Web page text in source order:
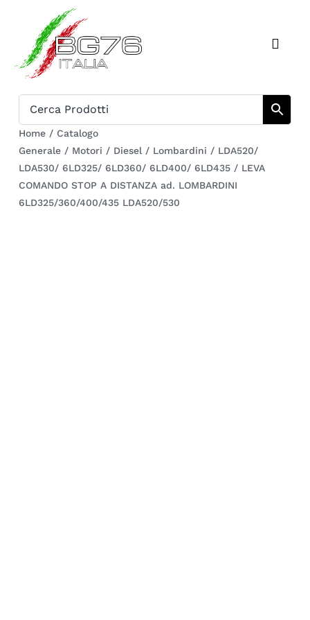
contenuto
Toggle
Catalogo
Chi siamo
Download
Home / Catalogo
Generale / Motori / Diesel / Lombardini / LDA520/
LDA530/ 6LD325/ 6LD360/ 6LD400/ 6LD435 / LEVA
COMANDO STOP A DISTANZA ad. LOMBARDINI
6LD325/360/400/435 LDA520/530